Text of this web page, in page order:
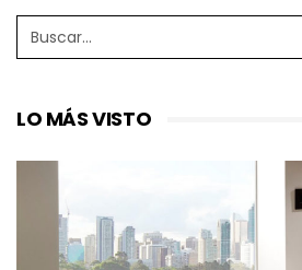
LO MÁS VISTO